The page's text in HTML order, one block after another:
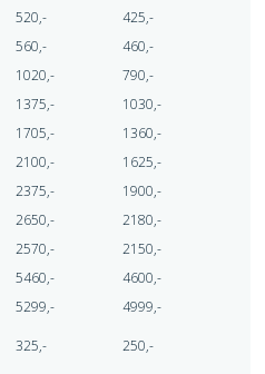
520,-
425,-
560,-
460,-
1020,-
790,-
1375,-
1030,-
1705,-
1360,-
2100,-
1625,-
2375,-
1900,-
2650,-
2180,-
2570,-
2150,-
5460,-
4600,-
5299,-
4999,-
325,- 250,-